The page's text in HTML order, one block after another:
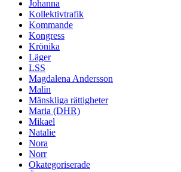
Johanna
Kollektivtrafik
Kommande
Kongress
Krönika
Läger
LSS
Magdalena Andersson
Malin
Mänskliga rättigheter
Maria (DHR)
Mikael
Natalie
Nora
Norr
Okategoriserade